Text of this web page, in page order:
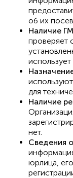
об их
Наличие
проверяет
для
Наличие
нет.
Сведения
юрлица,